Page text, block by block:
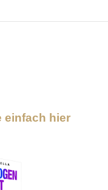
einfach hier